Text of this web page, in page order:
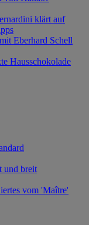
klärt auf
Eberhard Schell
Hausschokolade
und breit
vom 'Maître'